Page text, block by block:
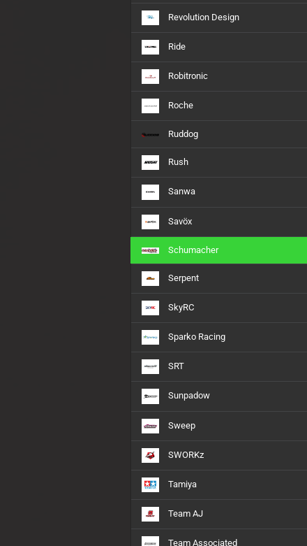
Revolution Design
Ride
Robitronic
Roche
Ruddog
Rush
Sanwa
Savöx
Schumacher
Serpent
SkyRC
Sparko Racing
SRT
Sunpadow
Sweep
SWORKz
Tamiya
Team AJ
Team Associated